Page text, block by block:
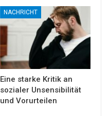
NACHRICHT
Eine starke Kritik an
sozialer Unsensibilität
und Vorurteilen